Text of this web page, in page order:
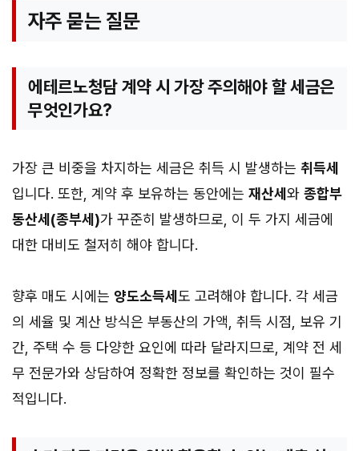
자주 묻는 질문
에테르노청담 계약 시 가장 주의해야 할 세금은
무엇인가요?
가장 큰 비중을 차지하는 세금은 취득 시 발생하는 취득세
입니다. 또한, 계약 후 보유하는 동안에는 재산세 와 종합부
동산세(종부세)가 꾸준히 발생하므로, 이 두 가지 세금에
대한 대비도 철저히 해야 합니다.
향후 매도 시에는 양도소득세 도 고려해야 합니다. 각 세금
의 세율 및 계산 방식은 부동산의 가액, 취득 시점, 보유 기
간, 주택 수 등 다양한 요인에 따라 달라지므로, 계약 전 세
무 전문가와 상담하여 정확한 정보를 확인하는 것이 필수
적입니다.